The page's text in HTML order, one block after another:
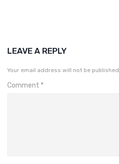
LEAVE A REPLY
Your email address will not be published.
Comment *